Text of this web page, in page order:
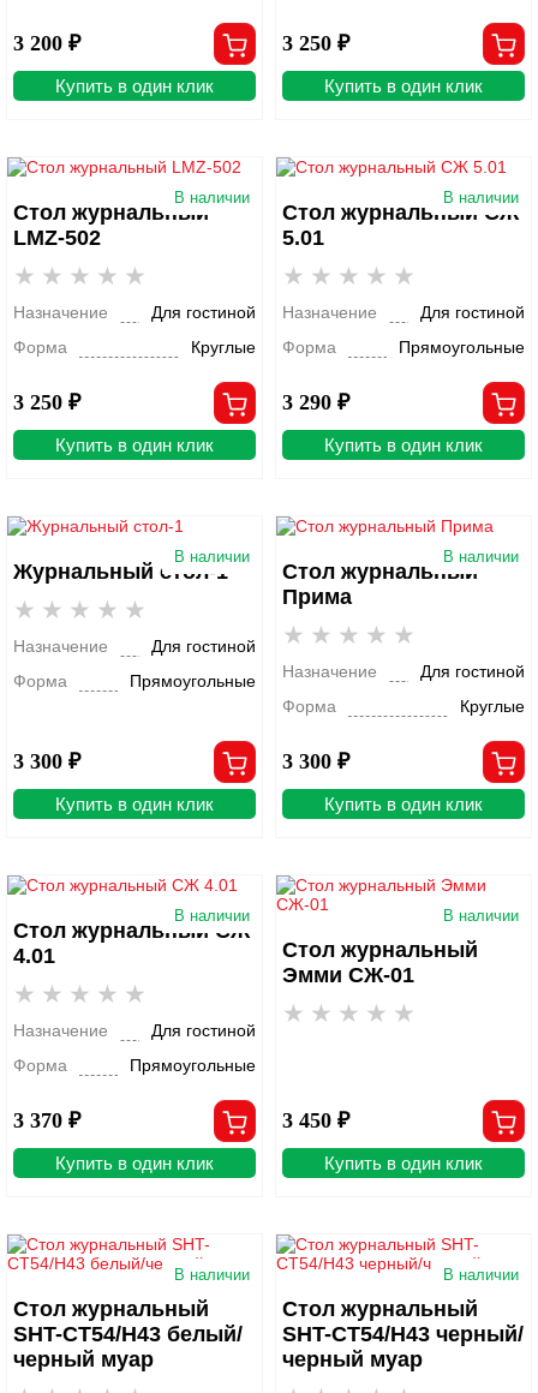
3 200 ₽
Купить в один клик
3 250 ₽
Купить в один клик
В наличии
Стол журнальный
LMZ-502
Назначение
Для гостиной
Форма
Круглые
3 250 ₽
Купить в один клик
В наличии
Стол журнальный СЖ
5.01
Назначение
Для гостиной
Форма
Прямоугольные
3 290 ₽
Купить в один клик
В наличии
Журнальный стол-1
Назначение
Для гостиной
Форма
Прямоугольные
3 300 ₽
Купить в один клик
В наличии
Стол журнальный
Прима
Назначение
Для гостиной
Форма
Круглые
3 300 ₽
Купить в один клик
В наличии
Стол журнальный СЖ
4.01
Назначение
Для гостиной
Форма
Прямоугольные
3 370 ₽
Купить в один клик
В наличии
Стол журнальный
Эмми СЖ-01
3 450 ₽
Купить в один клик
В наличии
Стол журнальный
SHT-CT54/H43 белый/
черный муар
В наличии
Стол журнальный
SHT-CT54/H43 черный/
черный муар